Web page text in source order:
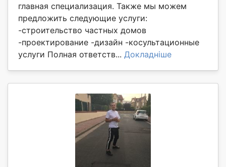
главная специализация. Также мы можем
предложить следующие услуги:
-строительство частных домов
-проектирование -дизайн -косультационные
услуги Полная ответств... Докладніше